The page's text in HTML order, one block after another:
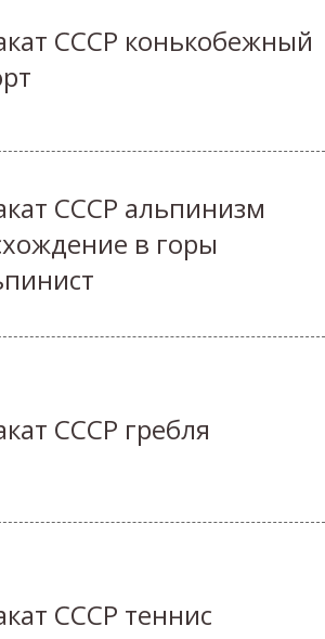
СССР конькобежный
СССР альпинизм
в горы
СССР гребля
СССР теннис